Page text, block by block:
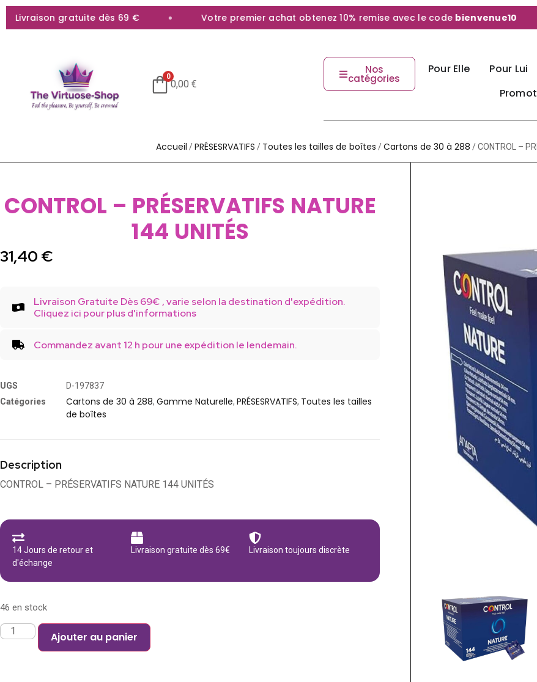
gratuite dès 69 € Votre premier achat obtenez 10% remise avec le code bienvenue10
0
0,00€
Nos
catégories
Pour Elle Pour Lui
Accueil /PRÉSESRVATIFS / Toutes les tailles de boîtes /Cartons de 30 à 288 / CONTROL –
CONTROL – PRÉSERVATIFS NATURE
144 UNITÉS
31,40 €
Livraison Gratuite Dès 69€ , varie selon la destination d'expédition.
Cliquez ici pour plus d'informations
Commandez avant 12 h pour une expédition le lendemain.
UGS
D-197837
Catégories
Cartons de 30 à 288, Gamme Naturelle, PRÉSESRVATIFS, Toutes les tailles
de boîtes
Description
CONTROL – PRÉSERVATIFS NATURE 144 UNITÉS
14 Jours de retour et
d'échange
Livraison gratuite dès 69€ Livraison toujours discrète
46 en stock
Ajouter au panier